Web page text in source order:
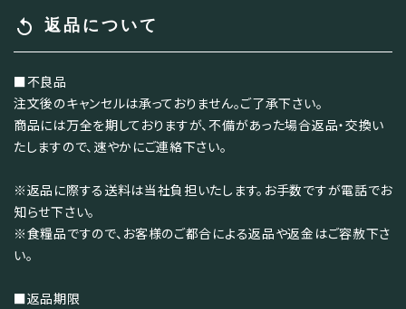
replay 返品について
■不良品
注文後のキャンセルは承っておりません。ご了承下さい。
商品には万全を期しておりますが、不備があった場合返品・交換い
たしますので、速やかにご連絡下さい。
※返品に際する送料は当社負担いたします。お手数ですが電話でお
知らせ下さい。
※食糧品ですので、お客様のご都合による返品や返金はご容赦下さ
い。
■返品期限